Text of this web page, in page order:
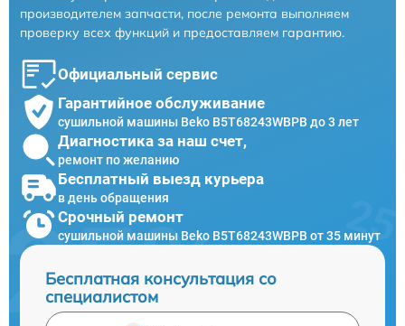
производителем запчасти, после ремонта выполняем
проверку всех функций и предоставляем гарантию.
Официальный сервис
Гарантийное обслуживание
сушильной машины Beko B5T68243WBPB до 3 лет
Диагностика за наш счет,
ремонт по желанию
Бесплатный выезд курьера
в день обращения
Срочный ремонт
сушильной машины Beko B5T68243WBPB от 35 минут
Бесплатная консультация со
специалистом